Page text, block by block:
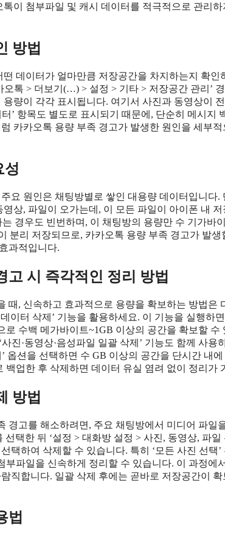
이 첨부파일 및 캐시 데이터를 적극적으로 관리
방법
데이터가 얼마만큼 저장공간을 차지하는지 확인
오톡 > 더보기(…) > 설정 > 기타 > 저장공간 관리’
용량이 각각 표시됩니다. 여기서 사진과 동영상이
’ 항목도 별도로 표시되기 때문에, 단순히 메시지
카카오톡 용량 부족 경고가 발생한 원인을 세부
성
요 원인은 채팅방별로 쌓인 대용량 데이터입니다.
상, 파일이 오가는데, 이 모든 파일이 아이폰 내
경우도 빈번하며, 이 채팅방의 용량만 수 기가바
분리 저장되므로, 카카오톡 용량 부족 경고가 발
과적입니다.
고 시 즉각적인 정리 방법
때, 신속하고 효과적으로 용량을 확보하는 방법은
이터 삭제’ 기능을 활용하세요. 이 기능을 실행하
수백 메가바이트~1GB 이상의 공간을 확보할 수
진·동영상·음성파일 일괄 삭제’ 기능도 함께 사용
옵션을 선택하면 수 GB 이상의 공간을 단시간 내
업한 후 삭제하면 데이터 유실 염려 없이 정리가
방법
경고를 해소하려면, 주요 채팅방에서 미디어 파일
택한 뒤 ‘설정 > 대화방 설정 > 사진, 동영상, 파일
택하여 삭제할 수 있습니다. 특히 ‘모든 사진 선택’
파일을 신속하게 정리할 수 있습니다. 이 과정에
직합니다. 일괄 삭제 후에는 곧바로 저장공간이
법